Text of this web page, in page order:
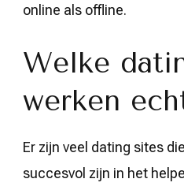
online als offline.
Welke
werken
Er zijn veel dating sites
succesvol zijn in het